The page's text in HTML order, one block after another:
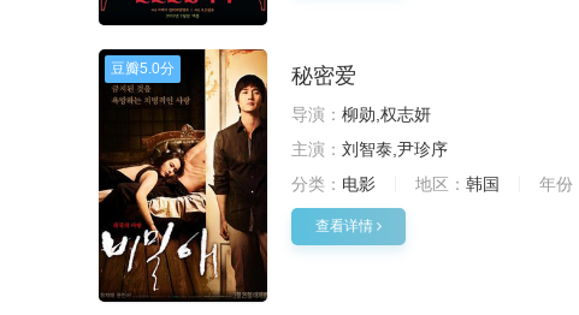
豆瓣5.0分 秘密爱
导演： 柳勋,权志妍
主演： 刘智泰,尹珍序
分类： 电影 地区： 韩国 年份
查看详情